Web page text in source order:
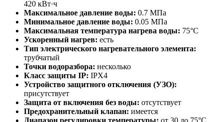
420 кВт·ч
Максимальное давление воды: 0.7 МПа
Минимальное давление воды: 0.05 МПа
Максимальная температура нагрева воды: 75°C
Ускоренный нагрев: есть
Тип электрического нагревательного элемента:
трубчатый
Точки водоразбора: несколько
Класс защиты IP: IPX4
Устройство защитного отключения (УЗО):
присутствует
Защита от включения без воды: отсутствует
Предохранительный клапан: имеется